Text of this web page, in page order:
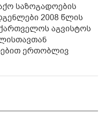
საზოგადოების
2008 წლის
აგვისტოს
ერთობლივ